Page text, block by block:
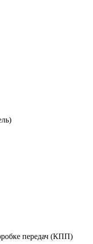
передач (КПП)